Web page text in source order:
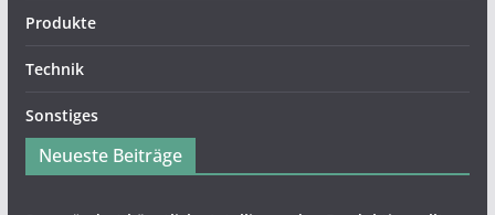
Produkte
Technik
Sonstiges
Neueste Beiträge